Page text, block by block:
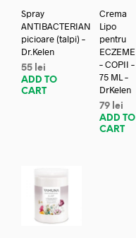
Spray
ANTIBACTERIAN
picioare (talpi) –
Dr.Kelen
55 lei
ADD TO
CART
Crema
Lipo
pentru
ECZEME
– COPII –
75 ML –
DrKelen
79 lei
ADD TO
CART